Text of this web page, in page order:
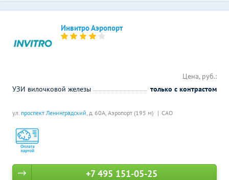
Инвитро Аэропорт
ул. проспект Ленинградский, д. 60А, Аэропорт (195 м) САО
Цена, руб.:
УЗИ вилочковой железы
только с контрастом
+7 495 151-05-25